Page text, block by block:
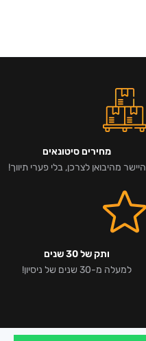
מחירים סיטונאים
היישר מהיבואן לצרכן, בלי פערי תיווך!
ותק של 30 שנים
למעלה מ-30 שנים של ניסיון!